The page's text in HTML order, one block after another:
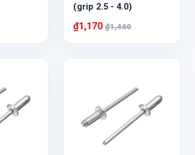
(grip 2.5 - 4.0)
₫1,170 ₫1,460